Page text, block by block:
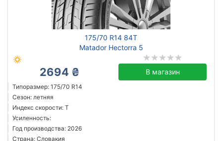
175/70 R14 84T
Matador Hectorra 5
2694 ₴ В магазин
Типоразмер: 175/70 R14
Сезон: летняя
Индекс скорости: T
Усиленность:
Год производства: 2026
Страна: Словакия